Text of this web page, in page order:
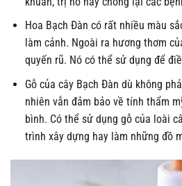
Hoa Bạch Đàn có rất nhiều màu
làm cảnh. Ngoài ra hương thơm
quyến rũ. Nó có thể sử dụng để
Gỗ của cây Bạch Đàn dù không
nhiên vẫn đảm bảo về tính thẩm
bình. Có thể sử dụng gỗ của loài
trình xây dựng hay làm những đồ